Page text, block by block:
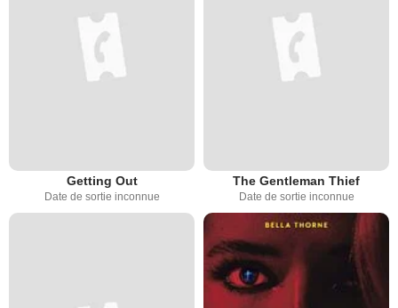
Getting Out
Date de sortie inconnue
The Gentleman Thief
Date de sortie inconnue